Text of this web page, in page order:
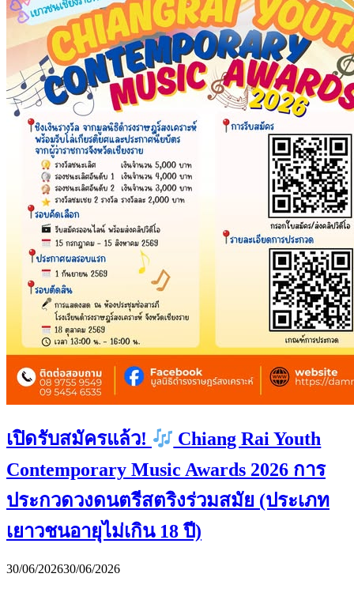
เปิดรับสมัครแล้ว!
Chiang Rai Youth
Contemporary Music Awards 2026 การ
ประกวดวงดนตรีสตริงร่วมสมัย (ประเภท
เยาวชนอายุไม่เกิน 18 ปี)
30/06/202630/06/2026